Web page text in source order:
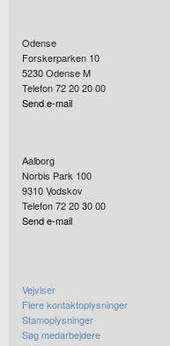
Odense
Forskerparken 10
5230Odense M
Telefon 72 20 20 00
Send e-mail
Aalborg
Norbis Park 100
9310Vodskov
Telefon 72 20 30 00
Send e-mail
Vejviser
Flere kontaktoplysninger
Stamoplysninger
Søg medarbejdere